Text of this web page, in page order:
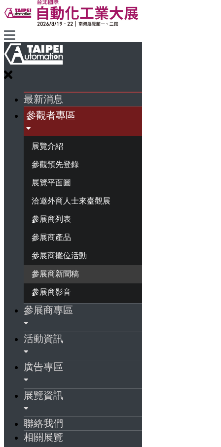
最新消息
參觀者專區
展覽介紹
參觀預先登錄
展覽平面圖
洽邀外商人士來臺觀展
參展商列表
參展商產品
參展商攤位活動
參展商新聞稿
參展商影音
參展商專區
活動資訊
廣告專區
展覽資訊
聯絡我們
相關展覽